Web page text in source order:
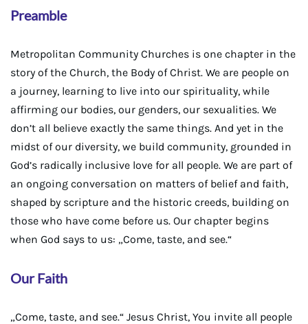
Preamble
Metropolitan Community Churches is one chapter in the
story of the Church, the Body of Christ. We are people on
a journey, learning to live into our spirituality, while
affirming our bodies, our genders, our sexualities. We
don’t all believe exactly the same things. And yet in the
midst of our diversity, we build community, grounded in
God’s radically inclusive love for all people. We are part of
an ongoing conversation on matters of belief and faith,
shaped by scripture and the historic creeds, building on
those who have come before us. Our chapter begins
when God says to us: „Come, taste, and see.“
Our Faith
„Come, taste, and see.“ Jesus Christ, You invite all people